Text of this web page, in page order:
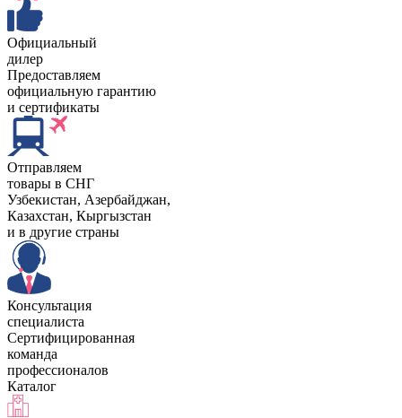
Официальный
дилер
Предоставляем
официальную гарантию
и сертификаты
Отправляем
товары в СНГ
Узбекистан, Aзербайджан,
Казахстан, Кыргызстан
и в другие страны
Консультация
специалиста
Сертифицированная
команда
профессионалов
Каталог